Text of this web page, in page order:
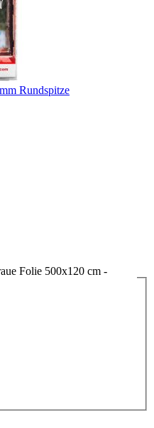
Rundspitze
Folie 500x120 cm -